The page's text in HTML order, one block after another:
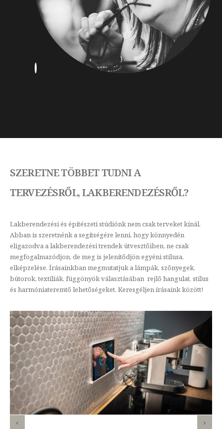
AND DIGITAL DESIGNER
SZERETNE TÖBBET TUDNI A
TERVEZÉSRŐL, LAKBERENDEZÉSRŐL?
Lakberendezési és építészeti stúdiónk nem csak terveket kínál.
Abban is szeretnénk a segítségére lenni, hogy könnyedén
eligazodva a lakberendezési trendek útvesztőiben, ne csak
megfogalmazódjon, de meg is jelenítődjön egyéni stílusa,
elképzelése. Írásainkban megmutatjuk a lámpák, szőnyegek,
bútorok, textíliák, függönyök választásában rejlő hangulat, stílus
és harmóniateremtő lehetőségeket. Keresgéljen írásaink között!